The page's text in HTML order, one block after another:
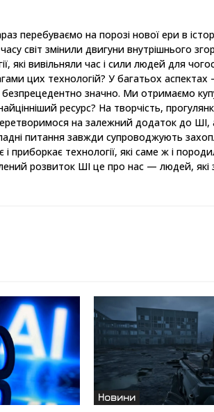
перебуваємо на порозі нової ери в
світ змінили двигуни внутрішнього
які вивільняли час і сили людей для
цих технологій? У багатьох
значно. Ми отримаємо
ресурс? На творчість,
на залежний додаток до ШІ,
питання завжди супроводжують
приборкає технології, які саме ж і
розвиток ШІ це про нас — людей, які
Новини